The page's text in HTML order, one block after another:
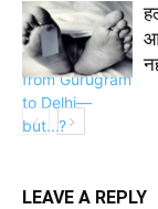
LEAVE A REPLY